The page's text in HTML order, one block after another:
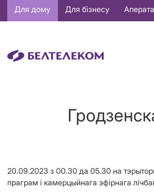
Основная
навигация
Для дому Для бізнесу
20.09.2023 з 00.30 да 05.30 на
праграм і камерцыйнага эфірнага